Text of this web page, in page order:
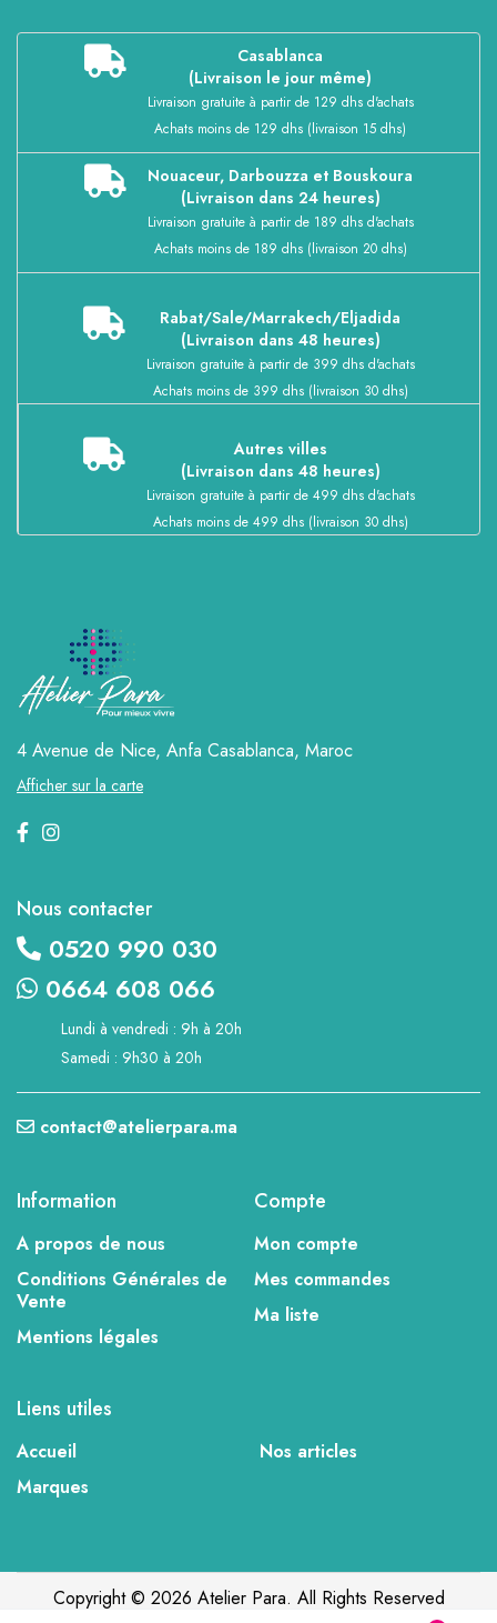
Casablanca
(Livraison le jour même)
Livraison gratuite à partir de 129 dhs d'achats
Achats moins de 129 dhs (livraison 15 dhs)
Nouaceur, Darbouzza et Bouskoura
(Livraison dans 24 heures)
Livraison gratuite à partir de 189 dhs d'achats
Achats moins de 189 dhs (livraison 20 dhs)
Rabat/Sale/Marrakech/Eljadida
(Livraison dans 48 heures)
Livraison gratuite à partir de 399 dhs d'achats
Achats moins de 399 dhs (livraison 30 dhs)
Autres villes
(Livraison dans 48 heures)
Livraison gratuite à partir de 499 dhs d'achats
Achats moins de 499 dhs (livraison 30 dhs)
4 Avenue de Nice, Anfa Casablanca, Maroc
Afficher sur la carte
Nous contacter
0520 990 030
0664 608 066
Lundi à vendredi : 9h à 20h
Samedi : 9h30 à 20h
contact@atelierpara.ma
Information
A propos de nous
Conditions Générales de
Vente
Mentions légales
Compte
Mon compte
Mes commandes
Ma liste
Liens utiles
Accueil
Nos articles
Marques
Copyright © 2026 Atelier Para. All Rights Reserved